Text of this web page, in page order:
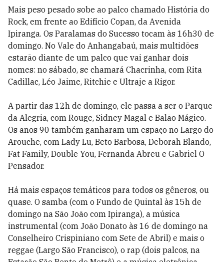
Mais peso pesado sobe ao palco chamado História do
Rock, em frente ao Edifício Copan, da Avenida
Ipiranga. Os Paralamas do Sucesso tocam às 16h30 de
domingo. No Vale do Anhangabaú, mais multidões
estarão diante de um palco que vai ganhar dois
nomes: no sábado, se chamará Chacrinha, com Rita
Cadillac, Léo Jaime, Ritchie e Ultraje a Rigor.
A partir das 12h de domingo, ele passa a ser o Parque
da Alegria, com Rouge, Sidney Magal e Balão Mágico.
Os anos 90 também ganharam um espaço no Largo do
Arouche, com Lady Lu, Beto Barbosa, Deborah Blando,
Fat Family, Double You, Fernanda Abreu e Gabriel O
Pensador.
Há mais espaços temáticos para todos os gêneros, ou
quase. O samba (com o Fundo de Quintal às 15h de
domingo na São João com Ipiranga), a música
instrumental (com João Donato às 16 de domingo na
Conselheiro Crispiniano com Sete de Abril) e mais o
reggae (Largo São Francisco), o rap (dois palcos, na